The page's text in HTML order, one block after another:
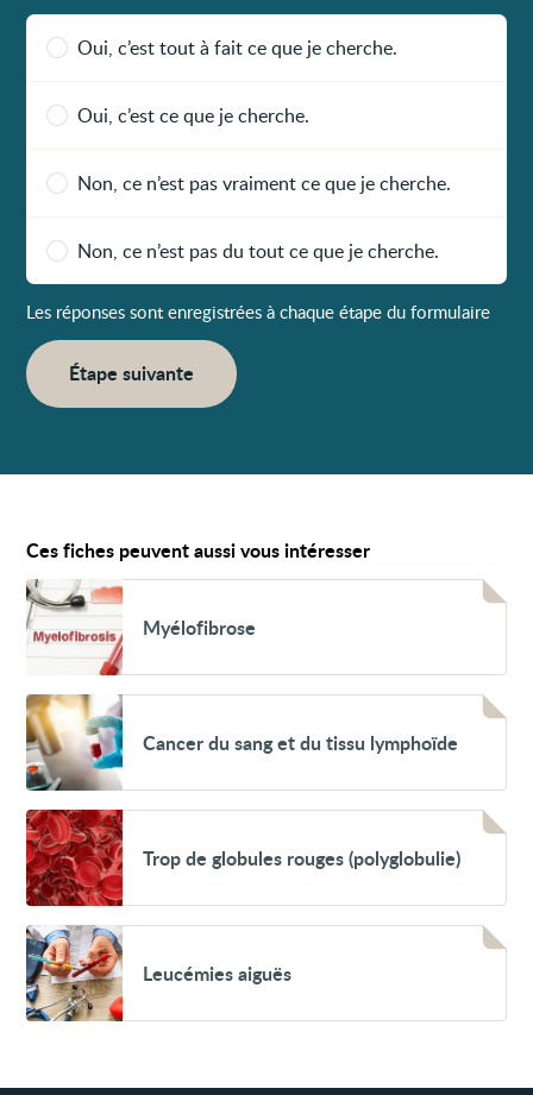
Oui, c’est tout à fait ce que je cherche.
Oui, c’est ce que je cherche.
Non, ce n’est pas vraiment ce que je cherche.
Non, ce n’est pas du tout ce que je cherche.
Les réponses sont enregistrées à chaque étape du formulaire
Étape suivante
Ces fiches peuvent aussi vous intéresser
Voir
Myélofibrose
Myélofibrose
Voir
Cancer
du
sang
et
tissu
lymphoïde
Cancer du sang et du tissu lymphoïde
Voir
Trop
de
globules
rouges
Trop de globules rouges (polyglobulie)
Voir
Leucémies
aiguës
Leucémies aiguës